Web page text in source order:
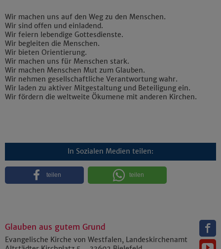
Wir machen uns auf den Weg zu den Menschen.
Wir sind offen und einladend.
Wir feiern lebendige Gottesdienste.
Wir begleiten die Menschen.
Wir bieten Orientierung.
Wir machen uns für Menschen stark.
Wir machen Menschen Mut zum Glauben.
Wir nehmen gesellschaftliche Verantwortung wahr.
Wir laden zu aktiver Mitgestaltung und Beteiligung ein.
Wir fördern die weltweite Ökumene mit anderen Kirchen.
In Sozialen Medien teilen:
teilen teilen
Glauben aus gutem Grund
Evangelische Kirche von Westfalen, Landeskirchenamt